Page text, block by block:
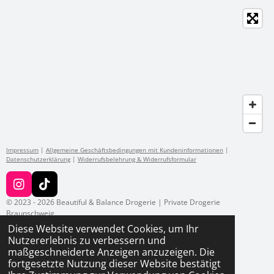
Diese Website verwendet Cookies, um Ihr
Nutzererlebnis zu verbessern und
maßgeschneiderte Anzeigen anzuzeigen. Die
fortgesetzte Nutzung dieser Website bestätigt
Impressum | Allgemeine Geschäftsbedingungen mit Kundeninformationen |
Datenschutzerklärung | Widerrufsbelehrung & Widerrufsformular
I
n
s
t
a
g
r
a
T
i
k
T
o
k
© 2023 - 2026 Beautiful & Balance Drogerie | Private Drogerie
Braunschweig